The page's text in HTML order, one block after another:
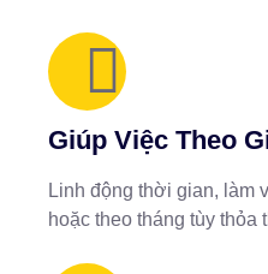
Giúp Việc Theo
Linh động thời gian, làm
hoặc theo tháng tùy thỏa